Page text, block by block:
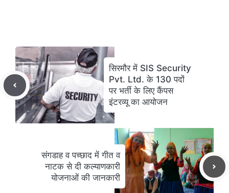
सिरमौर में SIS Security
Pvt. Ltd. के 130 पदों
पर भर्ती के लिए कैंपस
इंटरव्यू का आयोजन
संगडाह व पच्छाद में गीत व
नाटक से दी कल्याणकारी
योजनाओं की जानकारी